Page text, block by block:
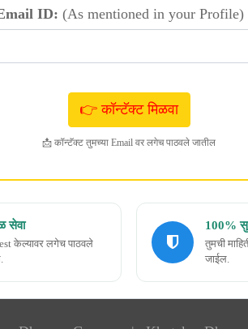
ID: (As mentioned in your Profile)
📩 कॉन्टॅक्ट तुमच्या Email वर लगेच पाठवले जातील
सेवा
केल्यावर लगेच पाठवले
100%
तुमची
जाईल.